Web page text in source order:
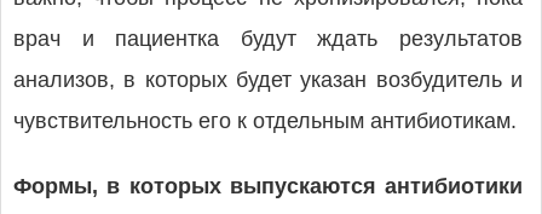
врач и пациентка будут ждать результатов
анализов, в которых будет указан возбудитель и
чувствительность его к отдельным антибиотикам.
Формы, в которых выпускаются антибиотики